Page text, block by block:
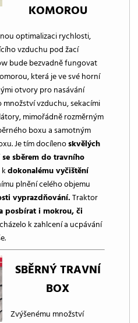
KOMOROU
optimalizaci rychlosti,
vzduchu pod žací
bude bezvadně fungovat
která je ve své horní
otvory pro nasávání
vzduchu, sekacími
mimořádně rozměrným
boxu a samotným
Je tím docílenoskvělých
sběrem do travního
kdokonalému vyčištění
plnění celého objemu
vyprazdňování.Traktor
posbírat i mokrou, či
k zahlcení a ucpávání
SBĚRNÝ TRAVNÍ
BOX
Zvýšenému množství